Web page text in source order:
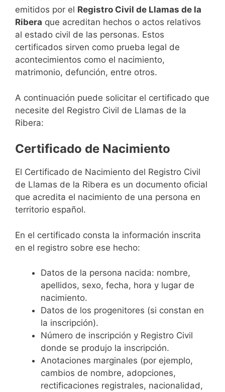
emitidos por el Registro Civil de Llamas de la
Ribera que acreditan hechos o actos relativos
al estado civil de las personas. Estos
certificados sirven como prueba legal de
acontecimientos como el nacimiento,
matrimonio, defunción, entre otros.
A continuación puede solicitar el certificado que
necesite del Registro Civil de Llamas de la
Ribera:
Certificado de Nacimiento
El Certificado de Nacimiento del Registro Civil
de Llamas de la Ribera es un documento oficial
que acredita el nacimiento de una persona en
territorio español.
En el certificado consta la información inscrita
en el registro sobre ese hecho:
Datos de la persona nacida: nombre,
apellidos, sexo, fecha, hora y lugar de
nacimiento.
Datos de los progenitores (si constan en
la inscripción).
Número de inscripción y Registro Civil
donde se produjo la inscripción.
Anotaciones marginales (por ejemplo,
cambios de nombre, adopciones,
rectificaciones registrales, nacionalidad,